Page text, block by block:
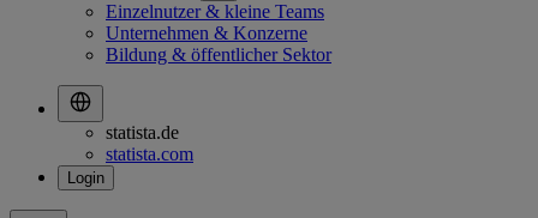
Einzelnutzer & kleine Teams
Unternehmen & Konzerne
Bildung & öffentlicher Sektor
statista.de
statista.com